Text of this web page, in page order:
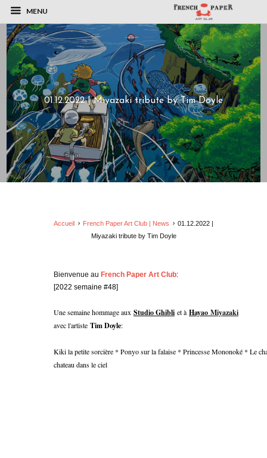
MENU
01.12.2022 | Miyazaki tribute by Tim Doyle
Accueil French Paper Art Club | News
01.12.2022 |
Miyazaki tribute by Tim Doyle
Bienvenue au French Paper Art Club:
[2022 semaine #48]
Une semaine hommage aux Studio Ghibli et à Hayao Miyazaki
avec l'artiste Tim Doyle:
Kiki la petite sorcière * Ponyo sur la falaise * Princesse Mononoké * Le
chateau dans le ciel